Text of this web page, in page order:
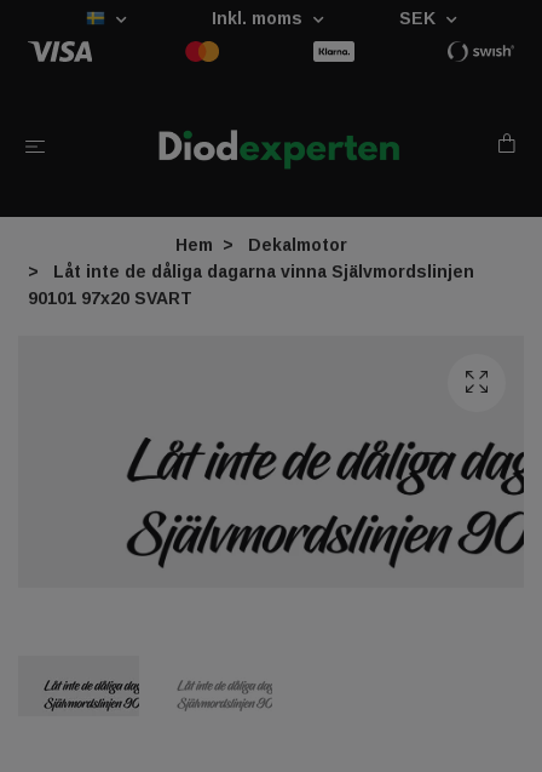
Inkl. moms SEK
Hem
Dekalmotor
Låt inte de dåliga dagarna vinna Självmordslinjen
90101 97x20 SVART